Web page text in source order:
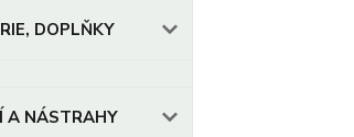
DOPLŇKY
A NÁSTRAHY